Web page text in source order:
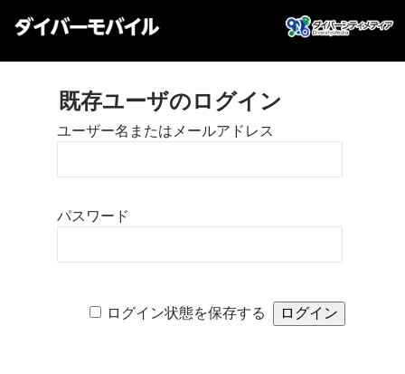
既存ユーザのログイン
ユーザー名またはメールアドレス
パスワード
ログイン状態を保存する